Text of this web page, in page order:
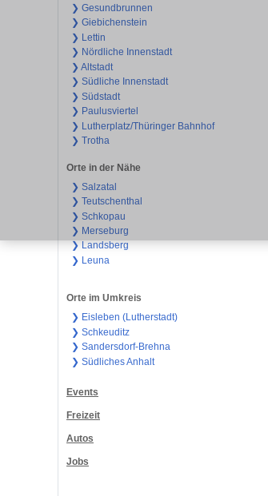
❯ Gesundbrunnen
❯ Giebichenstein
❯ Lettin
❯ Nördliche Innenstadt
❯ Altstadt
❯ Südliche Innenstadt
❯ Südstadt
❯ Paulusviertel
❯ Lutherplatz/Thüringer Bahnhof
❯ Trotha
Orte in der Nähe
❯ Salzatal
❯ Teutschenthal
❯ Schkopau
❯ Merseburg
❯ Landsberg
❯ Leuna
Orte im Umkreis
❯ Eisleben (Lutherstadt)
❯ Schkeuditz
❯ Sandersdorf-Brehna
❯ Südliches Anhalt
Events
Freizeit
Autos
Jobs